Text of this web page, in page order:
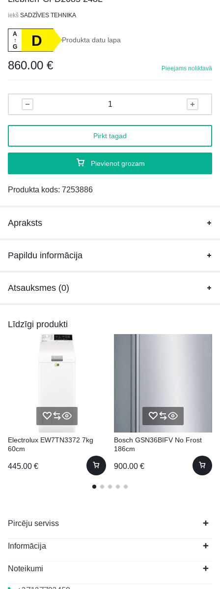
iekš SADZĪVES TEHNIKA
A
↑
G
D Produkta datu lapa
860.00 € Pieejams noliktavā
Pievienot grozam
Pirkt tagad
Produkta kods: 7253886
Apraksts
Papildu informācija
Atsauksmes (0)
Līdzīgi produkti
Electrolux EW7TN3372 7kg
60cm
445.00 €
Bosch GSN36BIFV No Frost
186cm
900.00 €
Pircēju serviss
Informācija
Noteikumi